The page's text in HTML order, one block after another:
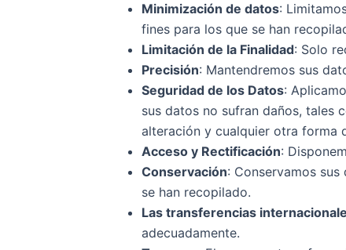
Minimización de datos:
fines para los que se han
Limitación de la Finalidad: Solo
Precisión: Mantendremos sus
Seguridad de los Datos:
sus datos no sufran daños, tales
alteración y cualquier otra forma
Acceso y Rectificación:
Conservación: Conservamos
se han recopilado.
Las transferencias
adecuadamente.